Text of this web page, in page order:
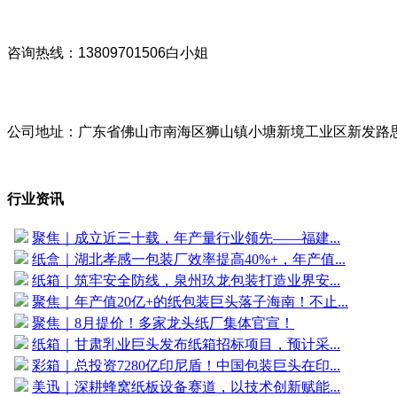
咨询热线：13809701506白小姐
公司地址：广东省佛山市南海区狮山镇小塘新境工业区新发路
行业资讯
聚焦｜成立近三十载，年产量行业领先——福建...
纸盒｜湖北孝感一包装厂效率提高40%+，年产值...
纸箱｜筑牢安全防线，泉州玖龙包装打造业界安...
聚焦｜年产值20亿+的纸包装巨头落子海南！不止...
聚焦｜8月提价！多家龙头纸厂集体官宣！
纸箱｜甘肃乳业巨头发布纸箱招标项目，预计采...
彩箱｜总投资7280亿印尼盾！中国包装巨头在印...
美迅｜深耕蜂窝纸板设备赛道，以技术创新赋能...